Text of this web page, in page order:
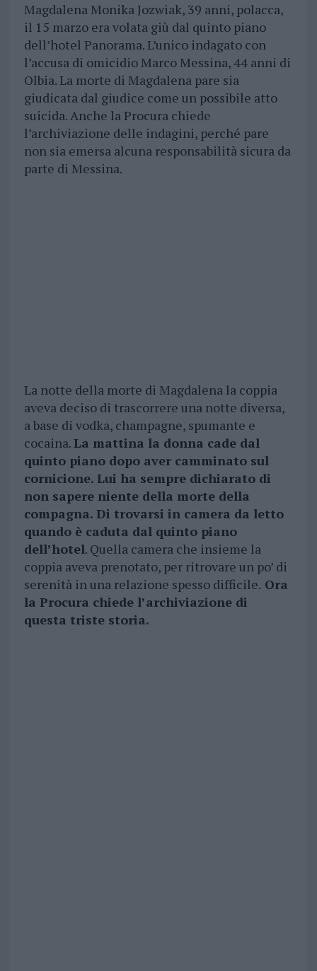
Magdalena Monika Jozwiak, 39 anni, polacca,
il 15 marzo era volata giù dal quinto piano
dell’hotel Panorama. L’unico indagato con
l’accusa di omicidio Marco Messina, 44 anni di
Olbia. La morte di Magdalena pare sia
giudicata dal giudice come un possibile atto
suicida. Anche la Procura chiede
l’archiviazione delle indagini, perché pare
non sia emersa alcuna responsabilità sicura da
parte di Messina.
La notte della morte di Magdalena la coppia
aveva deciso di trascorrere una notte diversa,
a base di vodka, champagne, spumante e
cocaina.La mattina la donna cade dal
quinto piano dopo aver camminato sul
cornicione. Lui ha sempre dichiarato di
non sapere niente della morte della
compagna. Di trovarsi in camera da letto
quando è caduta dal quinto piano
dell’hotel. Quella camera che insieme la
coppia aveva prenotato, per ritrovare un po’ di
serenità in una relazione spesso difficile. Ora
la Procura chiede l’archiviazione di
questa triste storia.